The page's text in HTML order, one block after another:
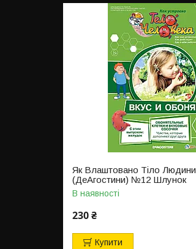
Як Влаштовано Тіло Людини
(ДеАгостини) №12 Шлунок
В наявності
230 ₴
Купити